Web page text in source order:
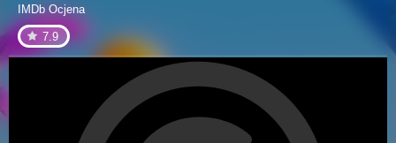
IMDb Ocjena
7.9